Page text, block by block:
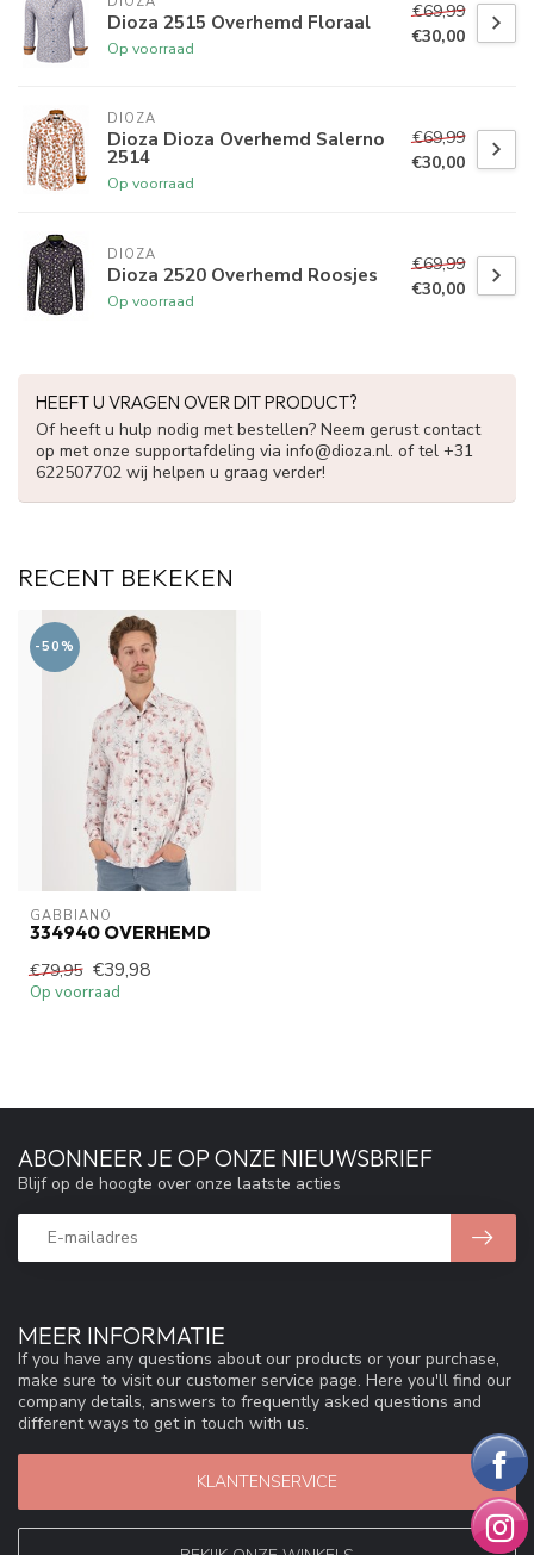
Dioza 2515 Overhemd Floraal
Op voorraad
€69,99
€30,00
DIOZA
Dioza Dioza Overhemd Salerno
2514
Op voorraad
€69,99
€30,00
DIOZA
Dioza 2520 Overhemd Roosjes
Op voorraad
€69,99
€30,00
HEEFT U VRAGEN OVER DIT PRODUCT?
Of heeft u hulp nodig met bestellen? Neem gerust contact
op met onze supportafdeling via info@dioza.nl. of tel +31
622507702 wij helpen u graag verder!
RECENT BEKEKEN
-50%
GABBIANO
334940 OVERHEMD
€79,95 €39,98
Op voorraad
MEER INFORMATIE
If you have any questions about our products or your purchase,
make sure to visit our customer service page. Here you'll find our
company details, answers to frequently asked questions and
different ways to get in touch with us.
KLANTENSERVICE
ABONNEER JE OP ONZE NIEUWSBRIEF
Blijf op de hoogte over onze laatste acties